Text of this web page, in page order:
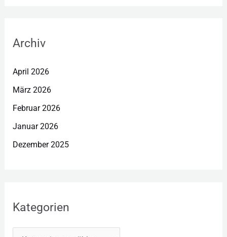
Archiv
April 2026
März 2026
Februar 2026
Januar 2026
Dezember 2025
Kategorien